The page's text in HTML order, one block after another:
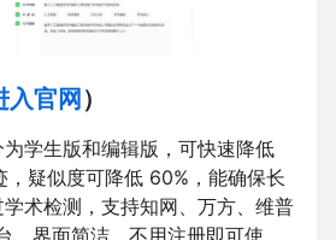
入官网 ）
为学生版和编辑版，可快速降低
，疑似度可降低 60%，能确保长
术检测，支持知网、万方、维普